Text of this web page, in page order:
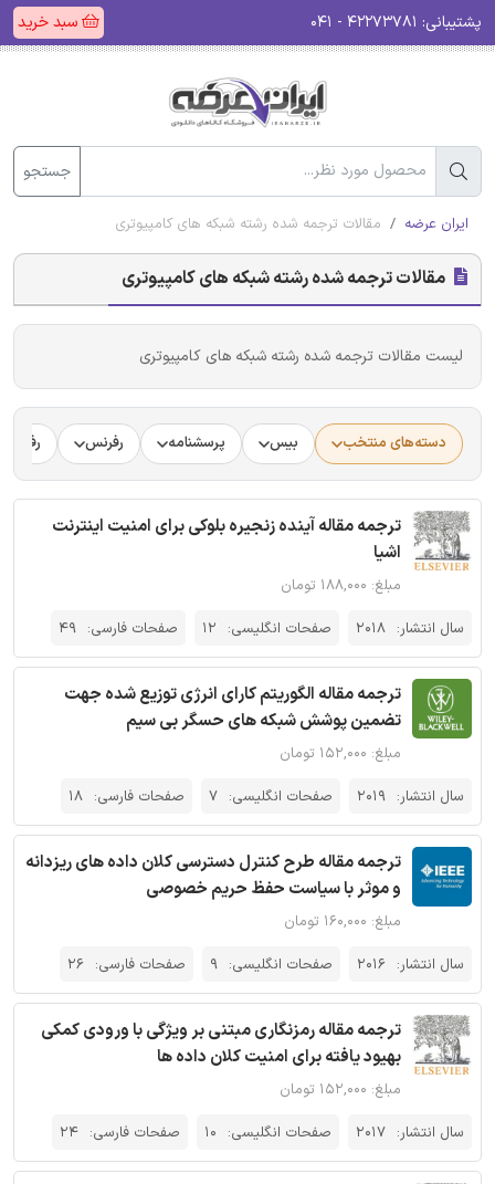
پشتیبانی: سبد خرید
جستجو
ایران عرضه مقالات ترجمه شده رشته شبکه های کامپیوتری
مقالات ترجمه شده رشته شبکه های کامپیوتری
لیست مقالات ترجمه شده رشته شبکه های کامپیوتری
دسته‌های منتخب بیس پرسشنامه رفرنس
ترجمه مقاله آینده زنجیره بلوکی برای امنیت اینترنت
اشیا
مبلغ: ۱۸۸,۰۰۰ تومان
سال انتشار: 2018 صفحات انگلیسی: 12 صفحات فارسی: 49
ترجمه مقاله الگوریتم کارای انرژی توزیع شده جهت
تضمین پوشش شبکه های حسگر بی سیم
مبلغ: ۱۵۲,۰۰۰ تومان
سال انتشار: 2019 صفحات انگلیسی: 7 صفحات فارسی: 18
ترجمه مقاله طرح کنترل دسترسی کلان داده های ریزدانه
و موثر با سیاست حفظ حریم خصوصی
مبلغ: ۱۶۰,۰۰۰ تومان
سال انتشار: 2016 صفحات انگلیسی: 9 صفحات فارسی: 26
ترجمه مقاله رمزنگاری مبتنی بر ویژگی با ورودی کمکی
بهیود یافته برای امنیت کلان داده ها
مبلغ: ۱۵۲,۰۰۰ تومان
سال انتشار: 2017 صفحات انگلیسی: 10 صفحات فارسی: 24